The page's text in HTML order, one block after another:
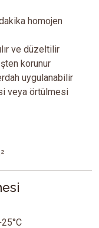
homojen
ve düzeltilir
korunur
uygulanabilir
veya örtülmesi